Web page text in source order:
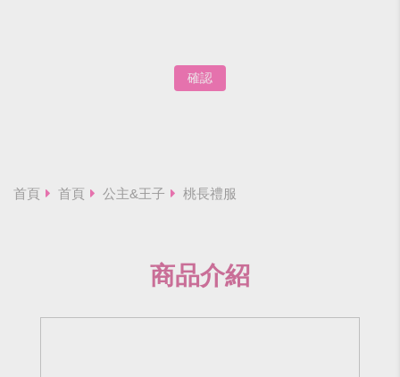
確認
首頁 首頁 公主&王子 桃長禮服
商品介紹